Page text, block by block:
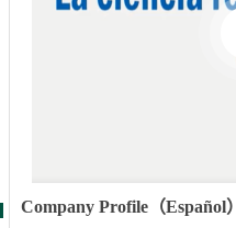
Company Profile（Español）